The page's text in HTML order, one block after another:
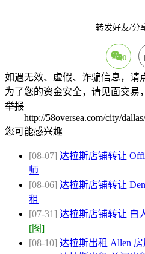
转发好友/分
0
如遇无效、虚假、诈骗信息，请
为了您的资金安全，请见面交易
举报
http://58oversea.com/city/
您可能感兴趣
[08-07] 达拉斯店铺转让
师
[08-06] 达拉斯店铺转让
租
[07-31] 达拉斯店铺转让 白
[图]
[08-10] 达拉斯出租 Allen 房